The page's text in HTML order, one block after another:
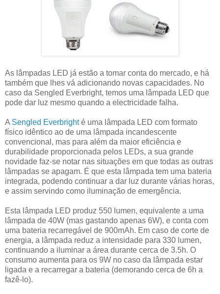
As lâmpadas LED já estão a tomar conta do mercado, e há
também que lhes vá adicionando novas capacidades. No
caso da Sengled Everbright, temos uma lâmpada LED que
pode dar luz mesmo quando a electricidade falha.
A Sengled Everbrighté uma lâmpada LED com formato
físico idêntico ao de uma lâmpada incandescente
convencional, mas para além da maior eficiência e
durabilidade proporcionada pelos LEDs, a sua grande
novidade faz-se notar nas situações em que todas as outras
lâmpadas se apagam. É que esta lâmpada tem uma bateria
integrada, podendo continuar a dar luz durante várias horas,
e assim servindo como iluminação de emergência.
Esta lâmpada LED produz 550 lumen, equivalente a uma
lâmpada de 40W (mas gastando apenas 6W), e conta com
uma bateria recarregável de 900mAh. Em caso de corte de
energia, a lâmpada reduz a intensidade para 330 lumen,
continuando a iluminar a área durante cerca de 3.5h. O
consumo aumenta para os 9W no caso da lâmpada estar
ligada e a recarregar a bateria (demorando cerca de 6h a
fazê-lo).